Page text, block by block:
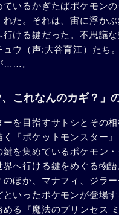
ているかぎたばポケモン
れた。それは、宙に浮か
行ける鍵だった。不思議
ュウ（声:大谷育江）たち
……。
、これなんのカギ？」
ーを目指すサトシとその
く『ポケットモンスター
鍵を集めているポケモン
界へ行ける鍵をめぐる物
ほか、マナフィ、ジラー
といったポケモンが登場
める『魔法のプリンセス